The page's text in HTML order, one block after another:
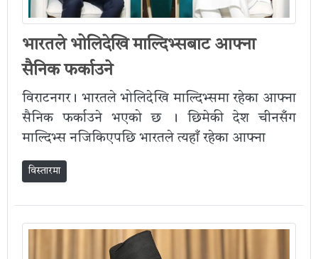
भारतले भोलिदेखि माल्दिभ्सबाट आफ्ना
सैनिक फर्काउने
विराटनगर। भारतले भोलिदेखि माल्दिभ्समा रहेका आफ्ना
सैनिक फर्काउने भएको छ । छिमेकी देश चीनसँग
माल्दिभ्स नजिकिएपछि भारतले त्यहाँ रहेका आफ्ना
विस्तारमा